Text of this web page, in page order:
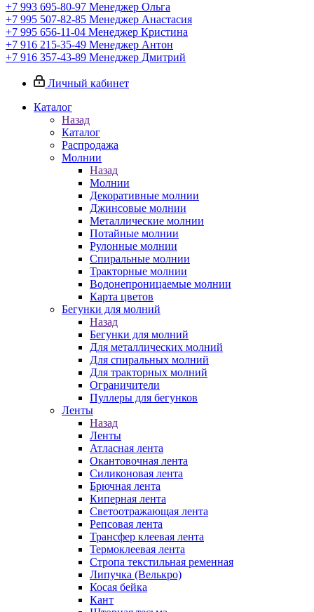
+7 993 695-80-97 Менеджер Ольга
+7 995 507-82-85 Менеджер Анастасия
+7 995 656-11-04 Менеджер Кристина
+7 916 215-35-49 Менеджер Антон
+7 916 357-43-89 Менеджер Дмитрий
Личный кабинет
Каталог
Назад
Каталог
Распродажа
Молнии
Назад
Молнии
Декоративные молнии
Джинсовые молнии
Металлические молнии
Потайные молнии
Рулонные молнии
Спиральные молнии
Тракторные молнии
Водонепроницаемые молнии
Карта цветов
Бегунки для молний
Назад
Бегунки для молний
Для металлических молний
Для спиральных молний
Для тракторных молний
Ограничители
Пуллеры для бегунков
Ленты
Назад
Ленты
Атласная лента
Окантовочная лента
Силиконовая лента
Брючная лента
Киперная лента
Светоотражающая лента
Репсовая лента
Трансфер клеевая лента
Термоклеевая лента
Стропа текстильная ременная
Липучка (Велькро)
Косая бейка
Кант